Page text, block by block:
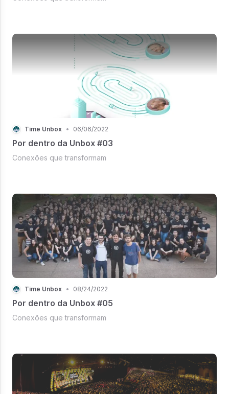
Time Unbox • 06/06/2022
Por dentro da Unbox #03
Conexões que transformam
Time Unbox • 08/24/2022
Por dentro da Unbox #05
Conexões que transformam